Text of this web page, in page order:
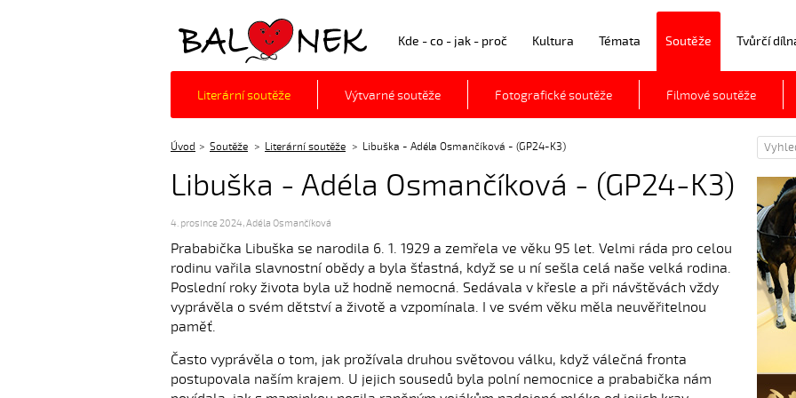
Balónek z.s. Kde - co - jak - proč Kultura Témata Soutěže Tvůrčí
Literární soutěže Výtvarné soutěže Fotografické soutěže Filmové soutěže
Úvod Soutěže Literární soutěže Libuška - Adéla Osmančíková - (GP24-K3)
Libuška - Adéla Osmančíková - (GP24-K3)
4. prosince 2024,Adéla Osmančíková
Prababička Libuška se narodila 6. 1. 1929 a zemřela ve věku 95 let. Velmi ráda pro celou
rodinu vařila slavnostní obědy a byla šťastná, když se u ní sešla celá naše velká rodina.
Poslední roky života byla už hodně nemocná. Sedávala v křesle a při návštěvách vždy
vyprávěla o svém dětství a životě a vzpomínala. I ve svém věku měla neuvěřitelnou
paměť.
Často vyprávěla o tom, jak prožívala druhou světovou válku, když válečná fronta
postupovala naším krajem. U jejich sousedů byla polní nemocnice a prababička nám